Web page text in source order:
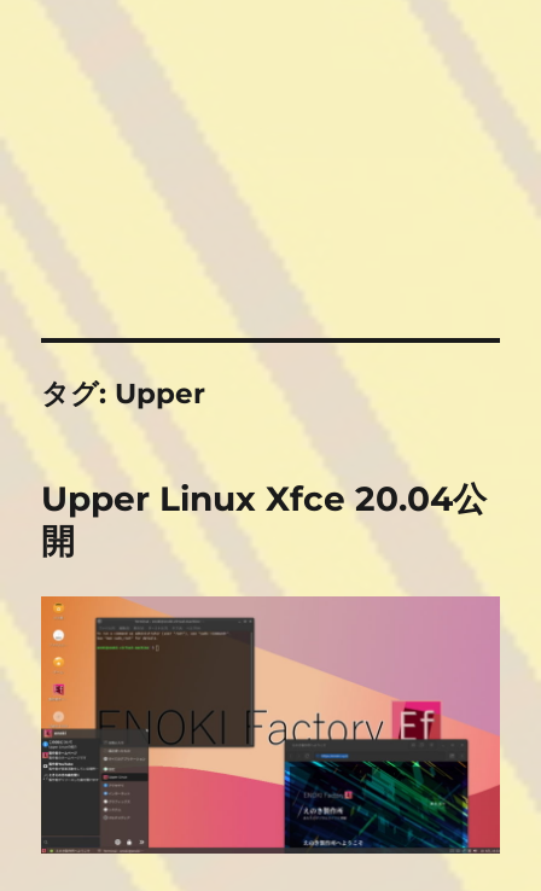
タグ: Upper
Upper Linux Xfce 20.04公
開